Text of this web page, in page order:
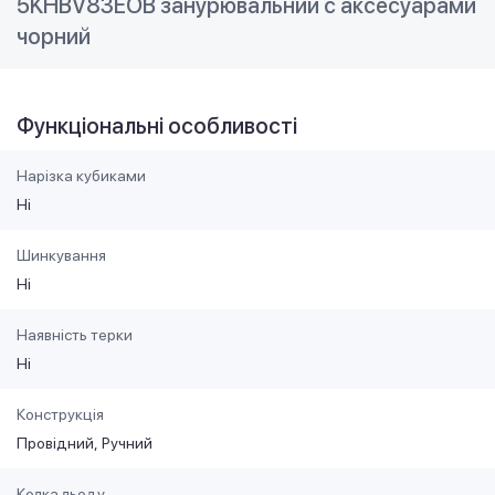
5KHBV83EOB занурювальний с аксесуарами
чорний
Функціональні особливості
Нарізка кубиками
Ні
Шинкування
Ні
Наявність терки
Ні
Конструкція
Провідний Ручний